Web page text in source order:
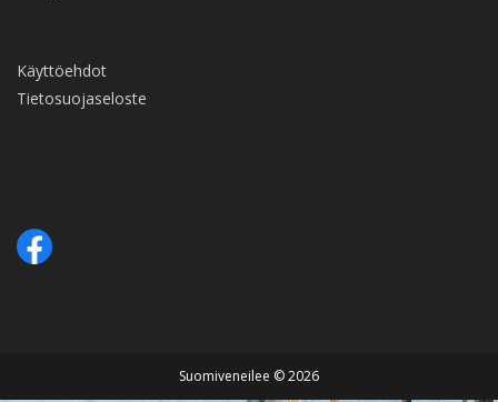
Käyttöehdot
Tietosuojaseloste
Suomiveneilee © 2026